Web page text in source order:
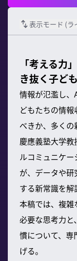
表示モード (ラ
「考える力
き抜く子ど
情報が氾濫し
どもたちの情
べきか、多くの
慶應義塾大学
ルコミュニケ
が、データや
する新常識を解
本稿では、複
必要な思考力と
慣について、専
げる。